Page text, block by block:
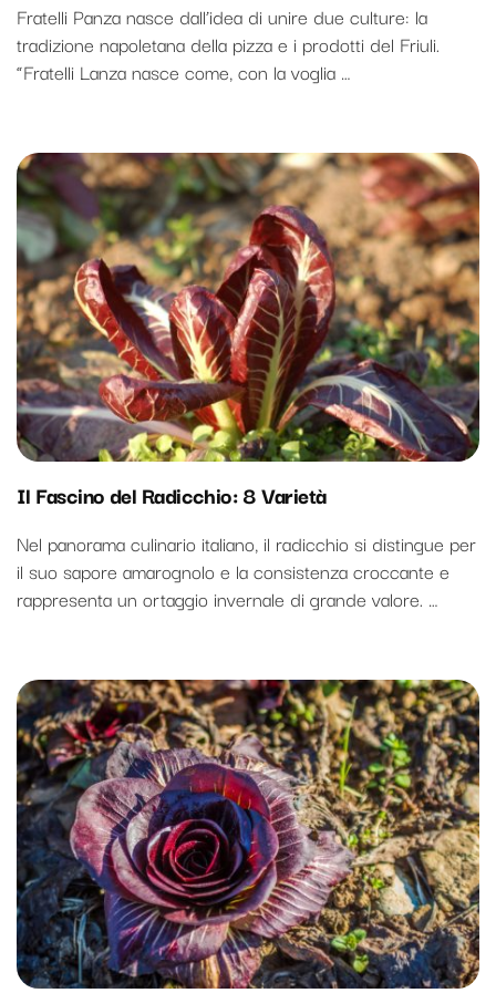
Fratelli Panza nasce dall’idea di unire due culture: la
tradizione napoletana della pizza e i prodotti del Friuli.
“Fratelli Lanza nasce come, con la voglia …
Il Fascino del Radicchio: 8 Varietà
Nel panorama culinario italiano, il radicchio si distingue per
il suo sapore amarognolo e la consistenza croccante e
rappresenta un ortaggio invernale di grande valore. …